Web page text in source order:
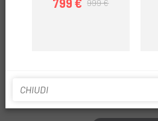
Prezzo
799 €Prezzo base
999 €
CHIUDI